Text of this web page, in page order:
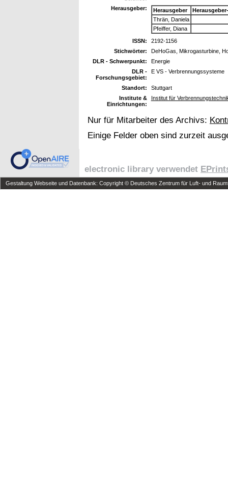
Herausgeber: Herausgeber
Thrän, Daniela
Pfeiffer, Diana
ISSN:
2192-1156
Stichwörter:
DeHoGas, Mikrogasturbine,
DLR - Schwerpunkt:
Energie
DLR -
Forschungsgebiet:
E VS - Verbrennungssysteme
Standort:
Stuttgart
Institute &
Einrichtungen:
Institut für
Nur für Mitarbeiter des Archivs:
Einige Felder oben sind zurzeit
electronic library verwendet
Gestaltung Webseite und Datenbank: Copyright © Deutsches Zentrum für Luft- und